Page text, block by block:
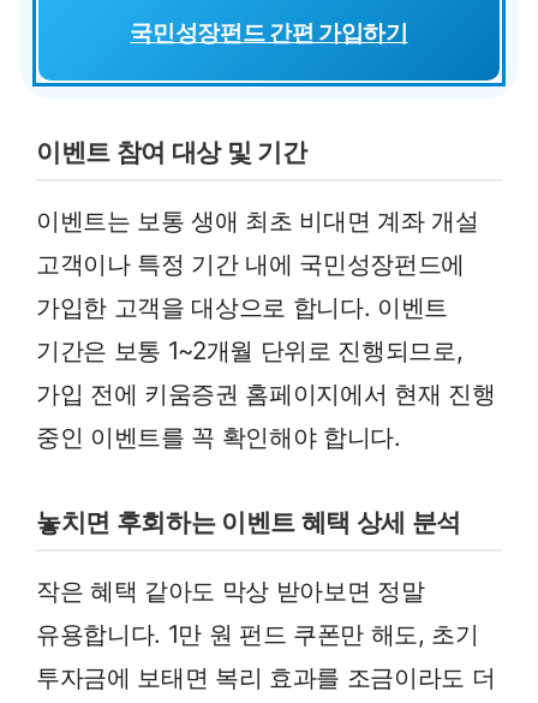
국민성장펀드 간편 가입하기
이벤트 참여 대상 및 기간
이벤트는 보통 생애 최초 비대면 계좌 개설
고객이나 특정 기간 내에 국민성장펀드에
가입한 고객을 대상으로 합니다. 이벤트
기간은 보통 1~2개월 단위로 진행되므로,
가입 전에 키움증권 홈페이지에서 현재 진행
중인 이벤트를 꼭 확인해야 합니다.
놓치면 후회하는 이벤트 혜택 상세 분석
작은 혜택 같아도 막상 받아보면 정말
유용합니다. 1만 원 펀드 쿠폰만 해도, 초기
투자금에 보태면 복리 효과를 조금이라도 더